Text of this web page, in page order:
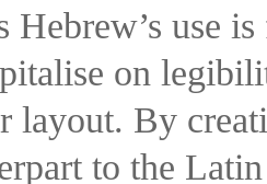
Hebrew’s use
on
layout. By
to the